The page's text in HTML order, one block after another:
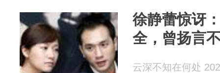
徐静蕾惊讶
全，曾扬言
云深不知在何处